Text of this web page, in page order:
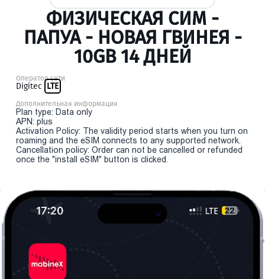
ФИЗИЧЕСКАЯ СИМ -
ПАПУА - НОВАЯ ГВИНЕЯ -
10GB 14 ДНЕЙ
Оператор сети
Digitec LTE
Дополнительная информация
Plan type: Data only
APN: plus
Activation Policy: The validity period starts when you turn on
roaming and the eSIM connects to any supported network.
Cancellation policy: Order can not be cancelled or refunded
once the "install eSIM" button is clicked.